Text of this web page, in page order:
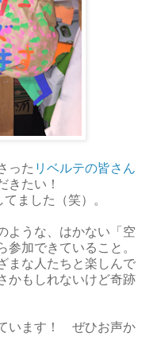
った リベルテの皆さん
きたい！
ました（笑）。
ような、はかない「空
加できていること。
まな人たちと楽しんで
かもしれないけど奇跡
います！ ぜひお声か